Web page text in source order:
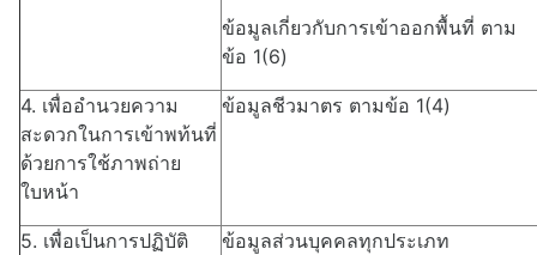
ข้อมูลเกี่ยวกับการเข้าออกพื้นที่ ตาม
ข้อ 1(6)
4. เพื่ออำนวยความ
สะดวกในการเข้าพท้นที่
ด้วยการใช้ภาพถ่าย
ใบหน้า
ข้อมูลชีวมาตร ตามข้อ 1(4)
5. เพื่อเป็นการปฏิบัติ
ข้อมูลส่วนบุคคลทุกประเภท